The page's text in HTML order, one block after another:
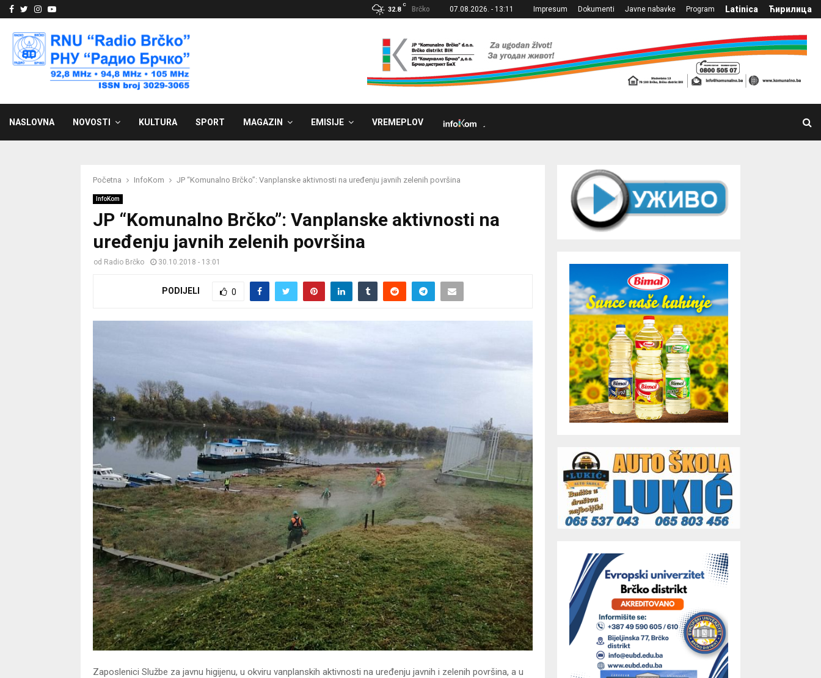
Facebook
Twitter
Instagram
Youtube 32.8
C
Brčko 07.08.2026. - 13:11 Impresum Dokumenti Javne nabavke Program Latinica Ћирилица
NASLOVNA NOVOSTI KULTURA SPORT MAGAZIN EMISIJE VREMEPLOV
Početna InfoKom JP “Komunalno Brčko”: Vanplanske aktivnosti na uređenju javnih zelenih površina
InfoKom
JP “Komunalno Brčko”: Vanplanske aktivnosti na
uređenju javnih zelenih površina
od Radio Brčko 30.10.2018 - 13:01
PODIJELI 0
Zaposlenici Službe za javnu higijenu, u okviru vanplanskih aktivnosti na uređenju javnih i zelenih površina, a u